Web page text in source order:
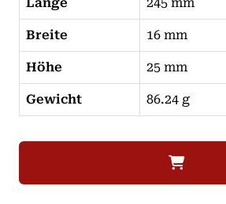
Breite 16 mm
Höhe 25 mm
Gewicht 86.24 g